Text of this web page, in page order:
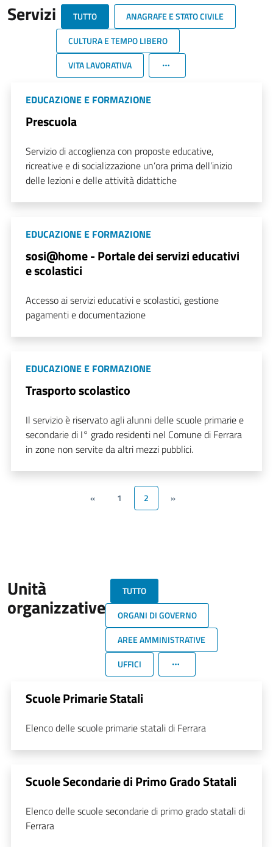
Servizi TUTTO
ANAGRAFE E STATO CIVILE
CULTURA E TEMPO LIBERO
VITA LAVORATIVA
EDUCAZIONE E FORMAZIONE
Prescuola
Servizio di accoglienza con proposte educative,
ricreative e di socializzazione un’ora prima dell’inizio
delle lezioni e delle attività didattiche
EDUCAZIONE E FORMAZIONE
sosi@home - Portale dei servizi educativi
e scolastici
Accesso ai servizi educativi e scolastici, gestione
pagamenti e documentazione
EDUCAZIONE E FORMAZIONE
Trasporto scolastico
Il servizio è riservato agli alunni delle scuole primarie e
secondarie di I° grado residenti nel Comune di Ferrara
in zone non servite da altri mezzi pubblici.
« 1 2 »
Unità
organizzative
TUTTO
ORGANI DI GOVERNO
AREE AMMINISTRATIVE
UFFICI
Scuole Primarie Statali
Elenco delle scuole primarie statali di Ferrara
Scuole Secondarie di Primo Grado Statali
Elenco delle scuole secondarie di primo grado statali di
Ferrara